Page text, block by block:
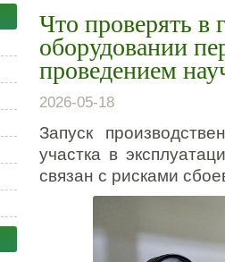
Что проверять в
оборудовании
проведением
2026-05-18
Запуск
участка в
связан с рисками